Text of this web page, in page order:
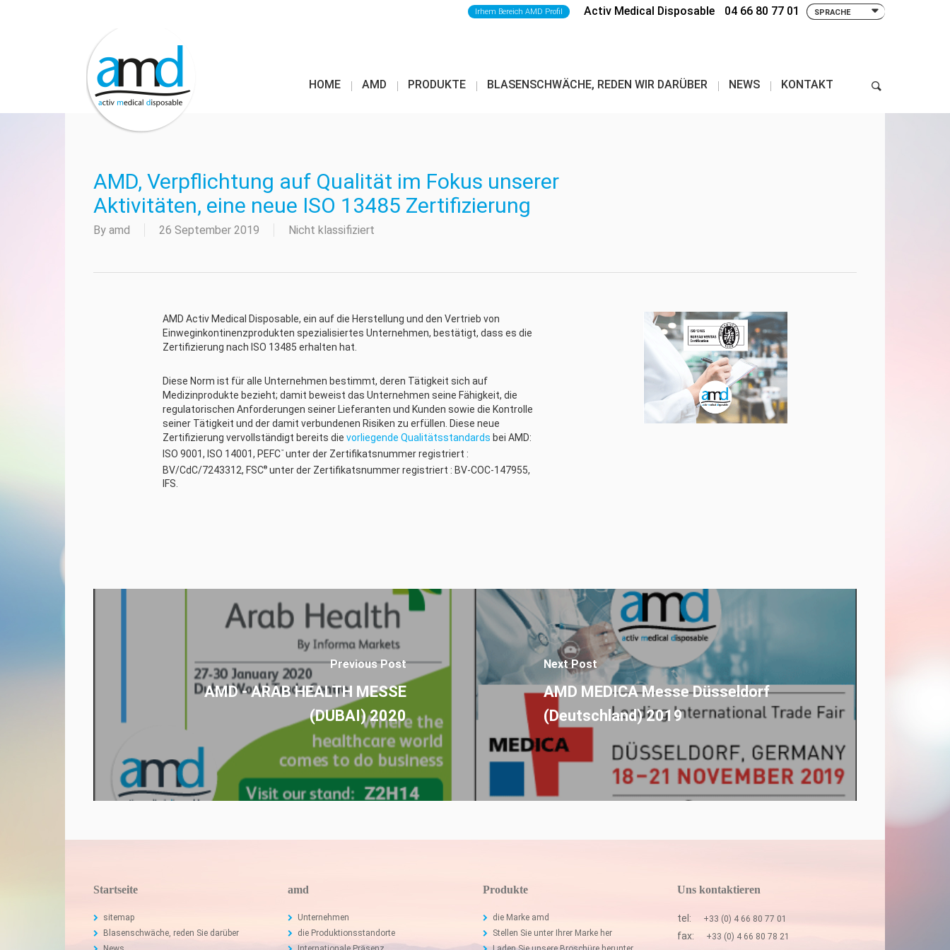
Irhem Bereich AMD Profil Activ Medical Disposable 04 66 80 77 01 SPRACHE
HOME AMD PRODUKTE BLASENSCHWÄCHE, REDEN WIR DARÜBER NEWS KONTAKT
AMD, Verpflichtung auf Qualität im Fokus unserer
Aktivitäten, eine neue ISO 13485 Zertifizierung
By amd 26 September 2019 Nicht klassifiziert
AMD Activ Medical Disposable, ein auf die Herstellung und den Vertrieb von
Einweginkontinenzprodukten spezialisiertes Unternehmen, bestätigt, dass es die
Zertifizierung nach ISO 13485 erhalten hat.
Diese Norm ist für alle Unternehmen bestimmt, deren Tätigkeit sich auf
Medizinprodukte bezieht; damit beweist das Unternehmen seine Fähigkeit, die
regulatorischen Anforderungen seiner Lieferanten und Kunden sowie die Kontrolle
seiner Tätigkeit und der damit verbundenen Risiken zu erfüllen. Diese neue
Zertifizierung vervollständigt bereits dievorliegende Qualitätsstandards bei AMD:
ISO 9001, ISO 14001, PEFC™ unter der Zertifikatsnummer registriert :
BV/CdC/7243312, FSC® unter der Zertifikatsnummer registriert : BV-COC-147955,
IFS.
Previous Post
AMD - ARAB HEALTH MESSE
(DUBAI) 2020
Next Post
AMD MEDICA Messe Düsseldorf
(Deutschland) 2019
Startseite
sitemap
Blasenschwäche, reden Sie darüber
amd
Unternehmen
die Produktionsstandorte
Produkte
die Marke amd
Stellen Sie unter Ihrer Marke her
Uns kontaktieren
tel: +33 (0) 4 66 80 77 01
fax: +33 (0) 4 66 80 78 21